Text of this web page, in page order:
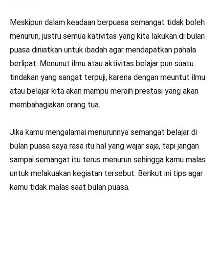
Meskipun dalam keadaan berpuasa semangat tidak boleh
menurun, justru semua kativitas yang kita lakukan di bulan
puasa diniatkan untuk ibadah agar mendapatkan pahala
berlipat. Menunut ilmu atau aktivitas belajar pun suatu
tindakan yang sangat terpuji, karena dengan meuntut ilmu
atau belajar kita akan mampu meraih prestasi yang akan
membahagiakan orang tua.
Jika kamu mengalamai menurunnya semangat belajar di
bulan puasa saya rasa itu hal yang wajar saja, tapi jangan
sampai semangat itu terus menurun sehingga kamu malas
untuk melakuakan kegiatan tersebut. Berikut ini tips agar
kamu tidak malas saat bulan puasa.